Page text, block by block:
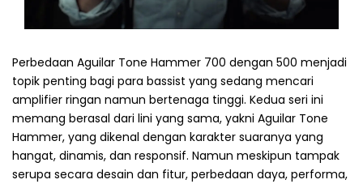
Perbedaan Aguilar Tone Hammer 700 dengan 500 menjadi
topik penting bagi para bassist yang sedang mencari
amplifier ringan namun bertenaga tinggi. Kedua seri ini
memang berasal dari lini yang sama, yakni Aguilar Tone
Hammer, yang dikenal dengan karakter suaranya yang
hangat, dinamis, dan responsif. Namun meskipun tampak
serupa secara desain dan fitur, perbedaan daya, performa,